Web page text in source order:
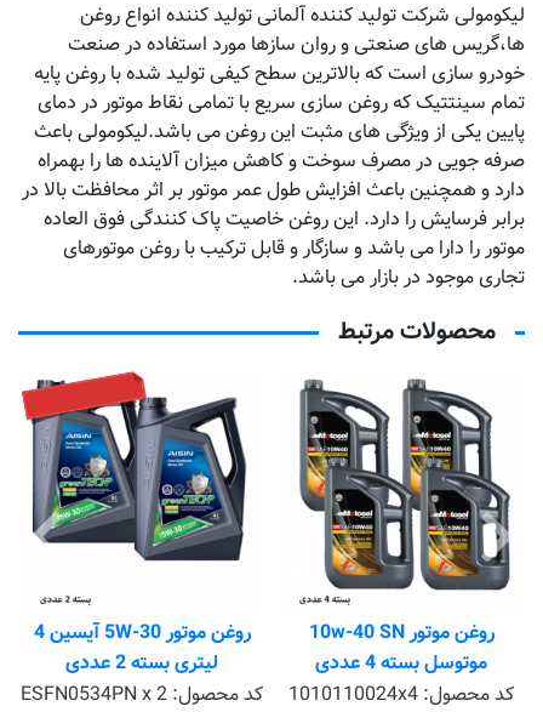
لیکومولی شرکت تولید کننده آلمانی تولید کننده انواع روغن
ها،گریس های صنعتی و روان سازها مورد استفاده در صنعت
خودرو سازی است که بالاترین سطح کیفی تولید شده با روغن پایه
تمام سینتتیک که روغن سازی سریع با تمامی نقاط موتور در دمای
پایین یکی از ویژگی های مثبت این روغن می باشد.لیکومولی باعث
صرفه جویی در مصرف سوخت و کاهش میزان آلاینده ها را بهمراه
دارد و همچنین باعث افزایش طول عمر موتور بر اثر محافظت بالا در
برابر فرسایش را دارد. این روغن خاصیت پاک کنندگی فوق العاده
موتور را دارا می باشد و سازگار و قابل ترکیب با روغن موتورهای
تجاری موجود در بازار می باشد.
محصولات مرتبط
روغن موتور 10w-40 SN
موتوسل بسته 4 عددی
کد محصول: 1010110024x4
به زودی
روغن موتور 5W-30 آیسین 4
لیتری بسته 2 عددی
کد محصول: ESFN0534PN x 2